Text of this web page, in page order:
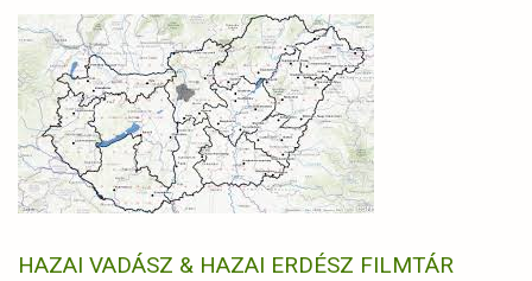
HAZAI VADÁSZ & HAZAI ERDÉSZ FILMTÁR